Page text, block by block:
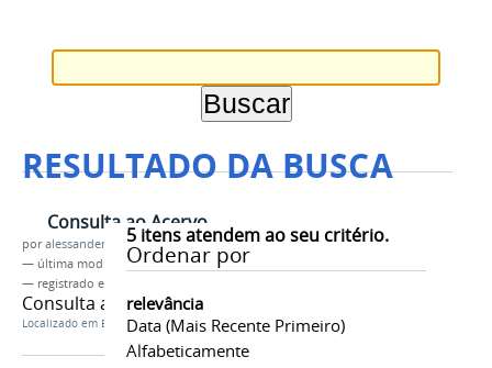
RESULTADO DA BUSCA
5itens atendem ao seu critério.
Ordenar por
relevância
Data (mais Recente Primeiro)
Alfabeticamente
Consulta ao Acervo
poralessander.thomaz
— última modificação02/08/2022 15h39
— registrado em:
Consulta ao Acervo da Biblioteca.
Localizado em Biblioteca